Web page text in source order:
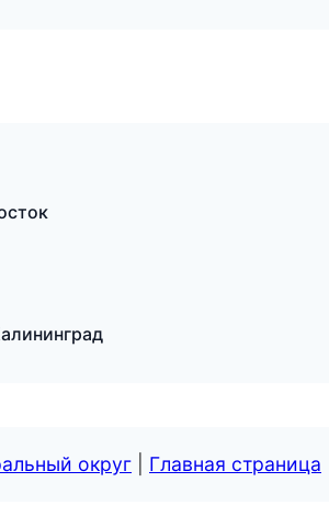
округ Главная страница